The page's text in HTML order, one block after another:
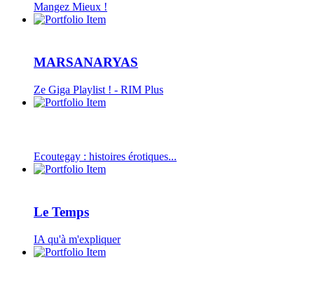
Mangez Mieux !
MARSANARYAS
Ze Giga Playlist ! - RIM Plus
Ecoutegay : histoires érotiques...
Le Temps
IA qu'à m'expliquer